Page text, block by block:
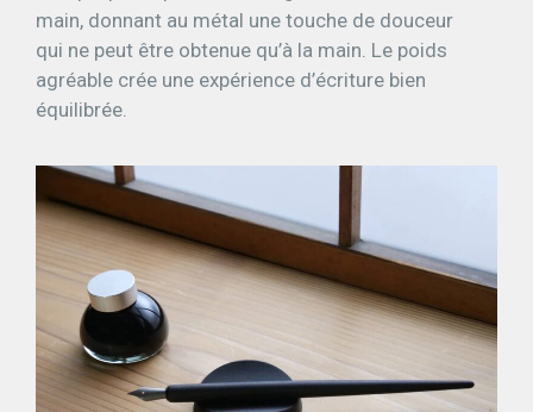
main, donnant au métal une touche de douceur
qui ne peut être obtenue qu’à la main. Le poids
agréable crée une expérience d’écriture bien
équilibrée.